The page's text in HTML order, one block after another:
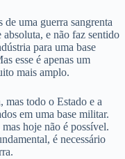
uma guerra sangrenta
absoluta, e não faz sentido
para uma base
esse é apenas um
mais amplo.
mas todo o Estado e a
em uma base militar.
hoje não é possível.
é necessário